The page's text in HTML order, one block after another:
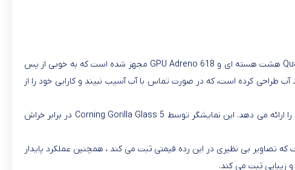
شیائومی، گوشی ردمی نوت 9 پرو مکس رادر ماه مارس 2020 به بازار عرضه کرد. این گوشی به پردازنده Qualcomm SM7125 Snapdragon 720G هشت هسته ای و GPU Adreno 618 مجهز شده است که به خوبی از پس
که شیائومی این گوشی را به صورت ضد آب طراحی کرده است، که در صورت تماس با آب آسیب نبیند و کارایی خود را از
صفحه نمایش گوشی ردمی نوت 9 پرو مکس، یک نمایشگر 6.67 اینچی صفحه لمسی خازنی IPS LCD است که رزولوشن 1080 در 2400 پیکسل را ارائه می دهد. این نمایشگر توسط Corning Gorilla Glass 5 در برابر خراش
، 8 مگاپیکسلی (فوق کش) ، 5 مگاپیکسلی (ماکرو) و 2 مگاپیکسل مجهز شده است که تصاویر بی نظیری در این رده قیمتی ثبت می کند ، همچنین عملکرد پایدار